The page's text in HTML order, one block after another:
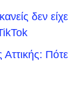
δεν είχε
Αττικής: Πότε